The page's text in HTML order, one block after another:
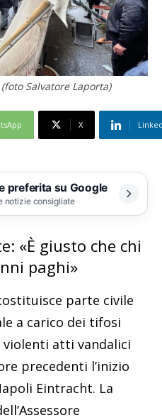
Salvatore Laporta)
X
preferita su Google
notizie consigliate
«È giusto che chi
paghi»
parte civile
a carico dei tifosi
atti vandalici
precedenti l’inizio
Eintracht. La